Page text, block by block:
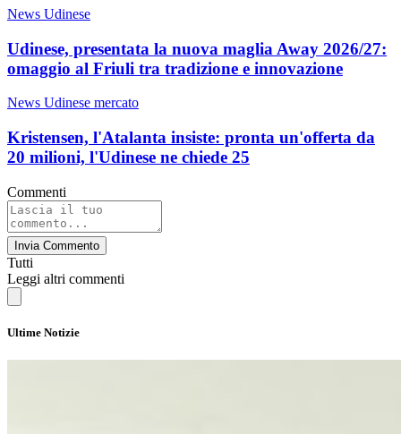
News Udinese
Udinese, presentata la nuova maglia Away 2026/27:
omaggio al Friuli tra tradizione e innovazione
News Udinese mercato
Kristensen, l'Atalanta insiste: pronta un'offerta da
20 milioni, l'Udinese ne chiede 25
Commenti
Invia Commento
Tutti
Leggi altri commenti
Ultime Notizie